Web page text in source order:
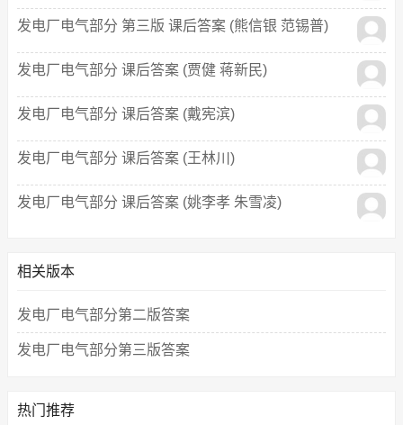
发电厂电气部分 第三版 课后答案 (熊信银 范锡普)
发电厂电气部分 课后答案 (贾健 蒋新民)
发电厂电气部分 课后答案 (戴宪滨)
发电厂电气部分 课后答案 (王林川)
发电厂电气部分 课后答案 (姚李孝 朱雪凌)
相关版本
发电厂电气部分第二版答案
发电厂电气部分第三版答案
热门推荐